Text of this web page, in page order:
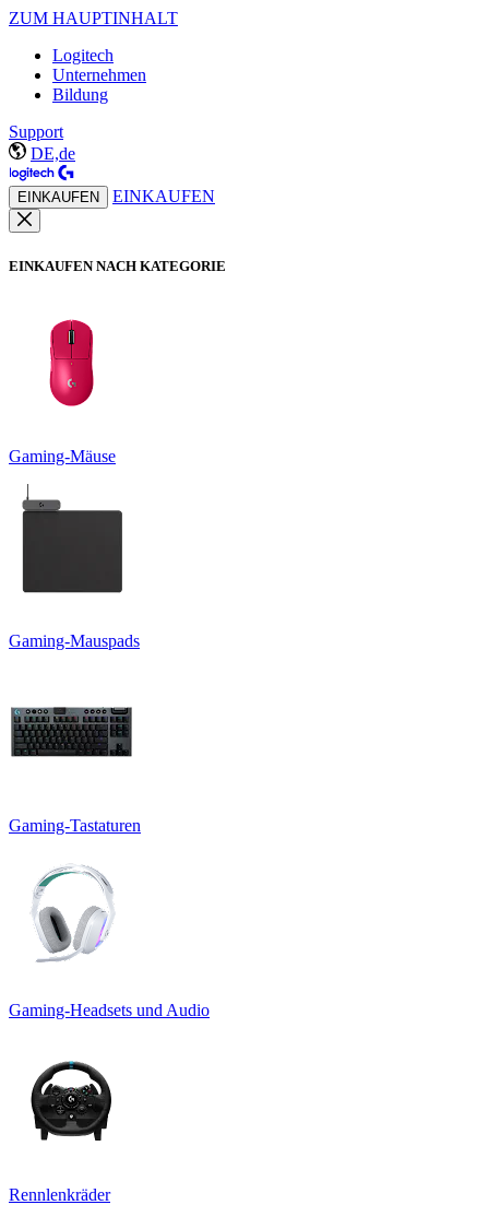
ZUM HAUPTINHALT
Logitech
Unternehmen
Bildung
Support
DE,de
EINKAUFEN EINKAUFEN
EINKAUFEN NACH KATEGORIE
Gaming-Mäuse
Gaming-Mauspads
Gaming-Tastaturen
Gaming-Headsets und Audio
Rennlenkräder